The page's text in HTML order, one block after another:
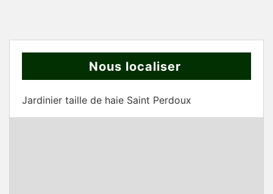
Nous localiser
Jardinier taille de haie Saint Perdoux